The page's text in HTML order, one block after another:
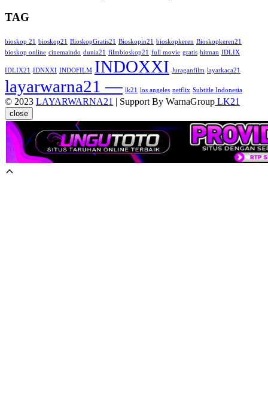
TAG
bioskop 21 bioskop21 BioskopGratis21 Bioskopin21 bioskopkeren Bioskopkeren21
bioskop online cinemaindo dunia21 filmbioskop21 full movie gratis hitman IDLIX
IDLIX21 IDNXXI INDOFILM INDOXXI Juraganfilm layarkaca21
layarwarna21 — lk21 los angeles netflix Subtitle Indonesia
© 2023 LAYARWARNA21 | Support By WarnaGroup LK21
close